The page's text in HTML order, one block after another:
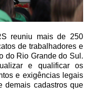
reuniu mais de 250
de trabalhadores e
do Rio Grande do Sul.
e qualificar os
e exigências legais
demais cadastros que